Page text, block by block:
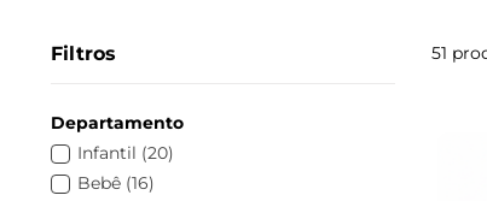
Filtros
Departamento
Infantil (20)
Bebê (16)
51
petit
berço